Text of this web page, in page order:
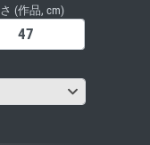
(作品, cm)